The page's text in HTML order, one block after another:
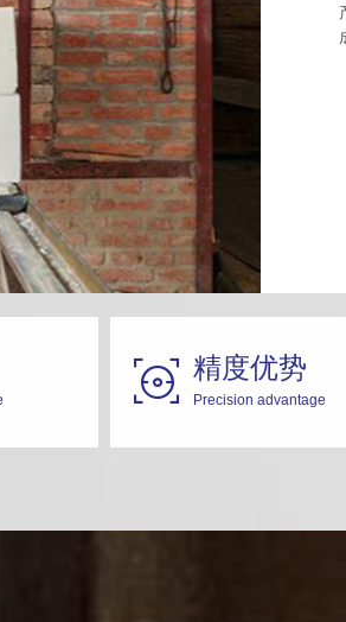
 精度优势
Precision advantage